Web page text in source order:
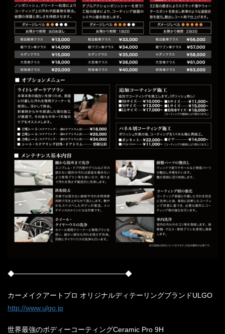
◆──────────────────────◆
カーメイクアートプロ オリジナルディテーリングブランドULGO
http://www.ulgo.jp
世界最強のボディーコーティングCeramic Pro 9H